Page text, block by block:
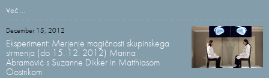
Več ...
December 15, 2012
Eksperiment: Merjenje magičnosti skupinskega
strmenja (do 15. 12. 2012) Marina
Abramović s Suzanne Dikker in Matthiasom
Oostrikom